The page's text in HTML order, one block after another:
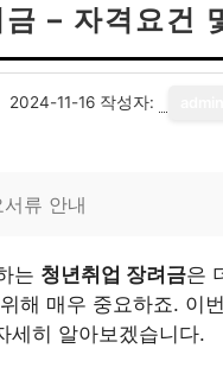
– 자격요건
2024-11-16 작성자:
류 안내
는 청년취업 장려금은
해 매우 중요하죠. 이
세히 알아보겠습니다.